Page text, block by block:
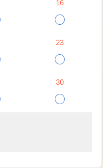
16
○
23
○
30
○